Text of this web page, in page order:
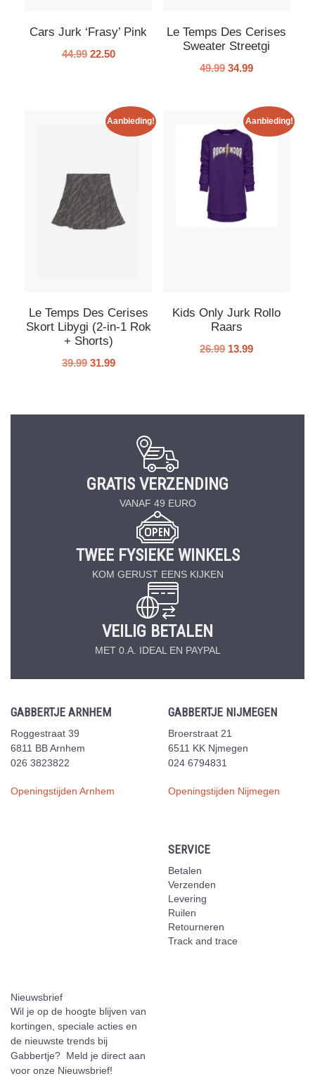
Cars Jurk ‘Frasy’ Pink
44.99 22.50
Le Temps Des Cerises
Sweater Streetgi
49.99 34.99
Aanbieding!
Le Temps Des Cerises
Skort Libygi (2-in-1 Rok
+ Shorts)
39.99 31.99
Aanbieding!
Kids Only Jurk Rollo
Raars
26.99 13.99
GRATIS VERZENDING
VANAF 49 EURO
TWEE FYSIEKE WINKELS
KOM GERUST EENS KIJKEN
VEILIG BETALEN
MET 0.A. IDEAL EN PAYPAL
GABBERTJE ARNHEM
Roggestraat 39
6811 BB Arnhem
026 3823822
Openingstijden Arnhem
GABBERTJE NIJMEGEN
Broerstraat 21
6511 KK Njmegen
024 6794831
Openingstijden Nijmegen
SERVICE
Betalen
Verzenden
Levering
Ruilen
Retourneren
Track and trace
Nieuwsbrief
Wil je op de hoogte blijven van
kortingen, speciale acties en
de nieuwste trends bij
Gabbertje? Meld je direct aan
voor onze Nieuwsbrief!